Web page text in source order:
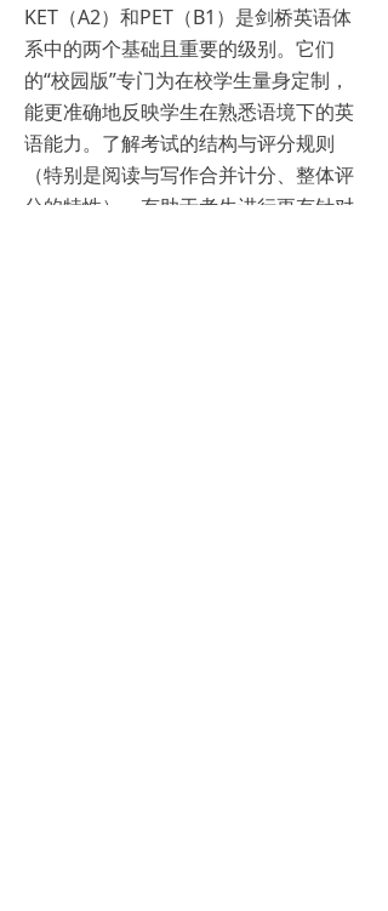
KET（A2）和PET（B1）是剑桥英语体
系中的两个基础且重要的级别。它们
的“校园版”专门为在校学生量身定制，
能更准确地反映学生在熟悉语境下的英
语能力。了解考试的结构与评分规则
（特别是阅读与写作合并计分、整体评
分的特性），有助于考生进行更有针对